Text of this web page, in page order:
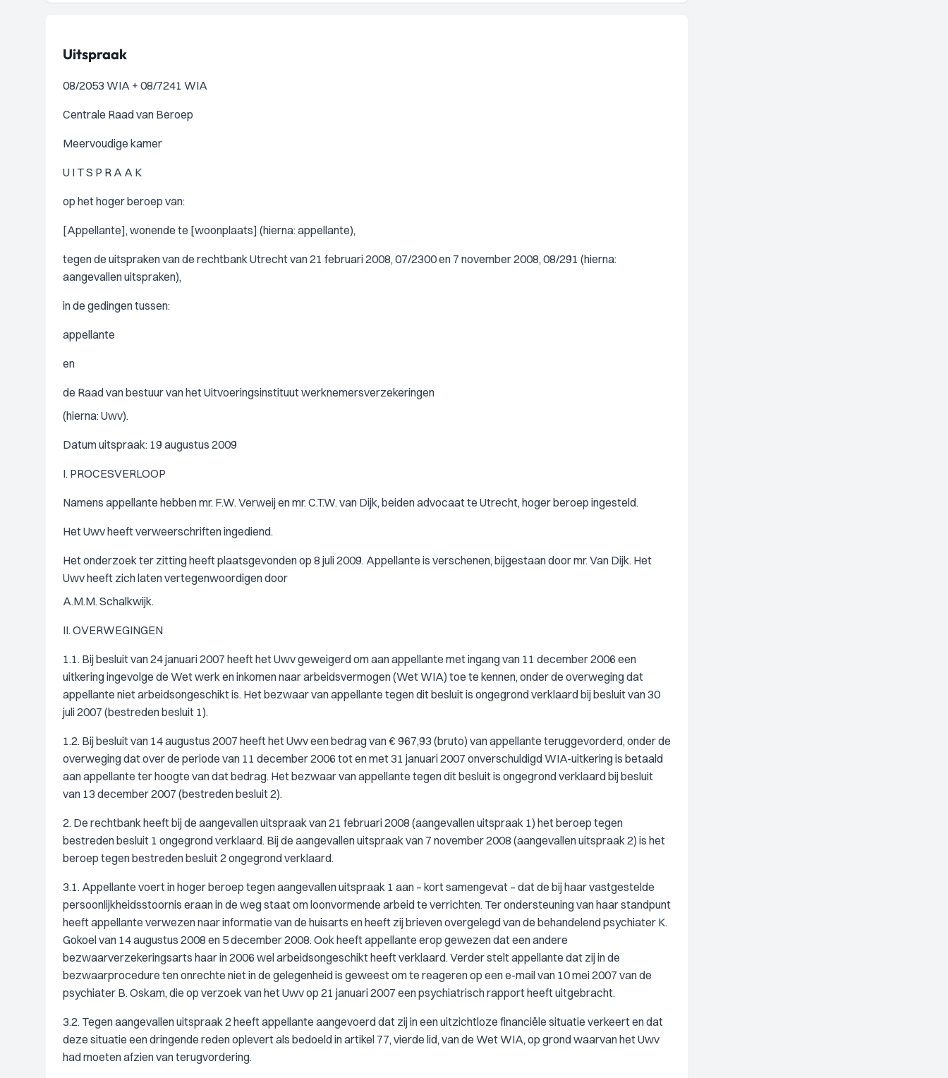
Uitspraak
08/2053 WIA + 08/7241 WIA
Centrale Raad van Beroep
Meervoudige kamer
U I T S P R A A K
op het hoger beroep van:
[Appellante], wonende te [woonplaats] (hierna: appellante),
tegen de uitspraken van de rechtbank Utrecht van 21 februari 2008, 07/2300 en 7 november 2008, 08/291 (hierna:
aangevallen uitspraken),
in de gedingen tussen:
appellante
en
de Raad van bestuur van het Uitvoeringsinstituut werknemersverzekeringen
(hierna: Uwv).
Datum uitspraak: 19 augustus 2009
I. PROCESVERLOOP
Namens appellante hebben mr. F.W. Verweij en mr. C.T.W. van Dijk, beiden advocaat te Utrecht, hoger beroep ingesteld.
Het Uwv heeft verweerschriften ingediend.
Het onderzoek ter zitting heeft plaatsgevonden op 8 juli 2009. Appellante is verschenen, bijgestaan door mr. Van Dijk. Het
Uwv heeft zich laten vertegenwoordigen door
A.M.M. Schalkwijk.
II. OVERWEGINGEN
1.1. Bij besluit van 24 januari 2007 heeft het Uwv geweigerd om aan appellante met ingang van 11 december 2006 een
uitkering ingevolge de Wet werk en inkomen naar arbeidsvermogen (Wet WIA) toe te kennen, onder de overweging dat
appellante niet arbeidsongeschikt is. Het bezwaar van appellante tegen dit besluit is ongegrond verklaard bij besluit van 30
juli 2007 (bestreden besluit 1).
1.2. Bij besluit van 14 augustus 2007 heeft het Uwv een bedrag van € 967,93 (bruto) van appellante teruggevorderd, onder de
overweging dat over de periode van 11 december 2006 tot en met 31 januari 2007 onverschuldigd WIA-uitkering is betaald
aan appellante ter hoogte van dat bedrag. Het bezwaar van appellante tegen dit besluit is ongegrond verklaard bij besluit
van 13 december 2007 (bestreden besluit 2).
2. De rechtbank heeft bij de aangevallen uitspraak van 21 februari 2008 (aangevallen uitspraak 1) het beroep tegen
bestreden besluit 1 ongegrond verklaard. Bij de aangevallen uitspraak van 7 november 2008 (aangevallen uitspraak 2) is het
beroep tegen bestreden besluit 2 ongegrond verklaard.
3.1. Appellante voert in hoger beroep tegen aangevallen uitspraak 1 aan – kort samengevat – dat de bij haar vastgestelde
persoonlijkheidsstoornis eraan in de weg staat om loonvormende arbeid te verrichten. Ter ondersteuning van haar standpunt
heeft appellante verwezen naar informatie van de huisarts en heeft zij brieven overgelegd van de behandelend psychiater K.
Gokoel van 14 augustus 2008 en 5 december 2008. Ook heeft appellante erop gewezen dat een andere
bezwaarverzekeringsarts haar in 2006 wel arbeidsongeschikt heeft verklaard. Verder stelt appellante dat zij in de
bezwaarprocedure ten onrechte niet in de gelegenheid is geweest om te reageren op een e-mail van 10 mei 2007 van de
psychiater B. Oskam, die op verzoek van het Uwv op 21 januari 2007 een psychiatrisch rapport heeft uitgebracht.
3.2. Tegen aangevallen uitspraak 2 heeft appellante aangevoerd dat zij in een uitzichtloze financiële situatie verkeert en dat
deze situatie een dringende reden oplevert als bedoeld in artikel 77, vierde lid, van de Wet WIA, op grond waarvan het Uwv
had moeten afzien van terugvordering.